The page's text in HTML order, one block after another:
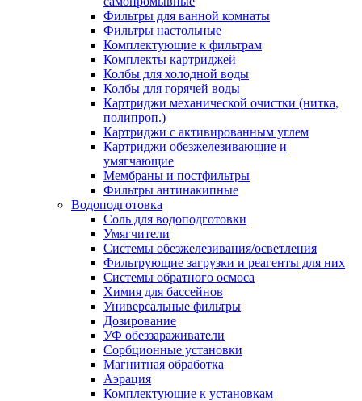
Фильтры для ванной комнаты
Фильтры настольные
Комплектующие к фильтрам
Комплекты картриджей
Колбы для холодной воды
Колбы для горячей воды
Картриджи механической очистки (нитка,
полипроп.)
Картриджи с активированным углем
Картриджи обезжелезивающие и
умягчающие
Мембраны и постфильтры
Фильтры антинакипные
Водоподготовка
Соль для водоподготовки
Умягчители
Системы обезжелезивания/осветления
Фильтрующие загрузки и реагенты для них
Системы обратного осмоса
Химия для бассейнов
Универсальные фильтры
Дозирование
УФ обеззараживатели
Сорбционные установки
Магнитная обработка
Аэрация
Комплектующие к установкам